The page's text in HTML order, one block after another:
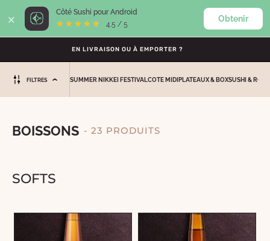
× Côté Sushi pour Android
★★★★★
★★★★★ 4.5 / 5
Obtenir
0
EN LIVRAISON OU À EMPORTER ?
FILTRES SUMMER NIKKEI FESTIVALCOTE MIDI PLATEAUX & BOXSUSHI &
BOISSONS - 23 PRODUITS
SOFTS